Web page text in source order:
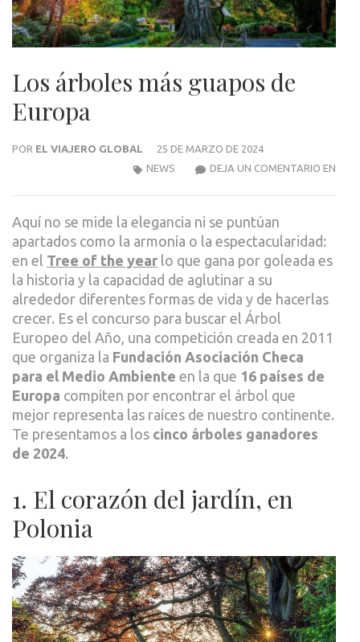
Los árboles más guapos de
Europa
POR EL VIAJERO GLOBAL
25 DE MARZO DE 2024
DEJA UN COMENTARIO EN
NEWS
Aquí no se mide la elegancia ni se puntúan
apartados como la armonía o la espectacularidad:
en el Tree of the year lo que gana por goleada es
la historia y la capacidad de aglutinar a su
alrededor diferentes formas de vida y de hacerlas
crecer. Es el concurso para buscar el Árbol
Europeo del Año, una competición creada en 2011
que organiza la Fundación Asociación Checa
para el Medio Ambiente en la que 16 países de
Europa compiten por encontrar el árbol que
mejor representa las raíces de nuestro continente.
Te presentamos a los cinco árboles ganadores
de 2024.
1. El corazón del jardín, en
Polonia